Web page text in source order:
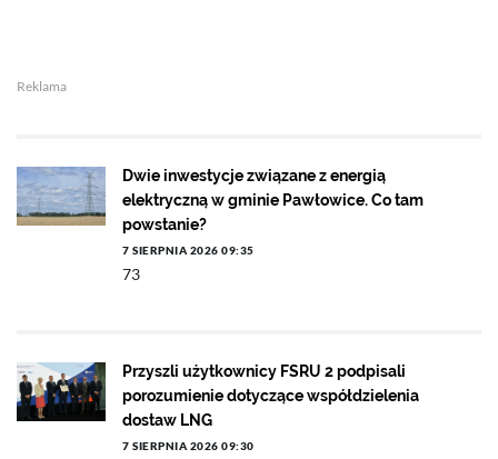
Reklama
Dwie inwestycje związane z energią
elektryczną w gminie Pawłowice. Co tam
powstanie?
7 SIERPNIA 2026 09:35
73
Przyszli użytkownicy FSRU 2 podpisali
porozumienie dotyczące współdzielenia
dostaw LNG
7 SIERPNIA 2026 09:30